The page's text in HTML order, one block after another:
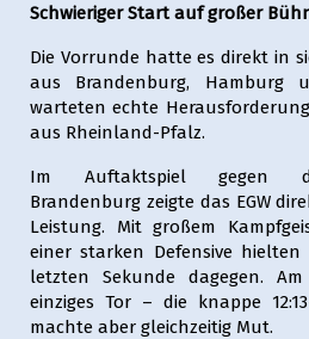
Schwieriger Start auf großer
Die Vorrunde hatte es direkt in
aus Brandenburg, Hamburg
warteten echte
aus Rheinland-Pfalz.
Im Auftaktspiel gegen
Brandenburg zeigte das EGW
Leistung. Mit großem
einer starken Defensive
letzten Sekunde dagegen.
einziges Tor – die knappe
machte aber gleichzeitig Mut.